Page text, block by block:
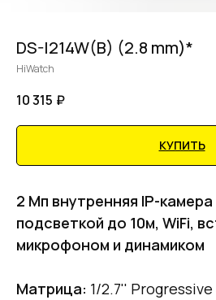
DS-I214W(B) (2.8 mm)*
HiWatch
10 315 ₽
КУПИТЬ
2 Мп внутренняя IP-камера
подсветкой до 10м, WiFi,
микрофоном и динамиком
Матрица: 1/2.7'' Progressive